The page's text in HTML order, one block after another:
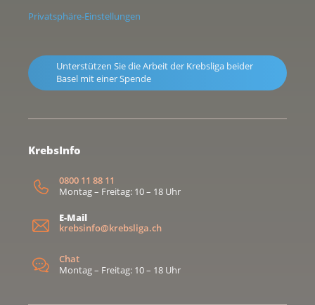
Privatsphäre-Einstellungen
Unterstützen Sie die Arbeit der Krebsliga beider
Basel mit einer Spende
KrebsInfo
0800 11 88 11
Montag – Freitag: 10 – 18 Uhr
E-Mail
krebsinfo@krebsliga.ch
Chat
Montag – Freitag: 10 – 18 Uhr